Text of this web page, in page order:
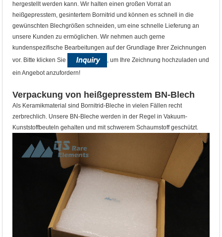
hergestellt werden kann. Wir halten einen großen Vorrat an
heißgepresstem, gesintertem Bornitrid und können es schnell in die
gewünschten Blechgrößen schneiden, um eine schnelle Lieferung an
unsere Kunden zu ermöglichen. Wir nehmen auch gerne
kundenspezifische Bearbeitungen auf der Grundlage Ihrer Zeichnungen
vor. Bitte klicken Sie
, um Ihre Zeichnung hochzuladen und
ein Angebot anzufordern!
Verpackung von heißgepresstem BN-Blech
Als Keramikmaterial sind Bornitrid-Bleche in vielen Fällen recht
zerbrechlich. Unsere BN-Bleche werden in der Regel in Vakuum-
Kunststoffbeuteln gehalten und mit schwerem Schaumstoff geschützt.